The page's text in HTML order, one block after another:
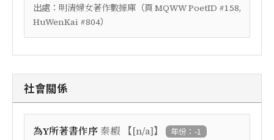
出處： 明清婦女著作數據庫 （頁 MQWW PoetID #158,
HuWenKai #804）
社會關係
為Y所著書作序秦赮 【[n/a]】 年份：-1